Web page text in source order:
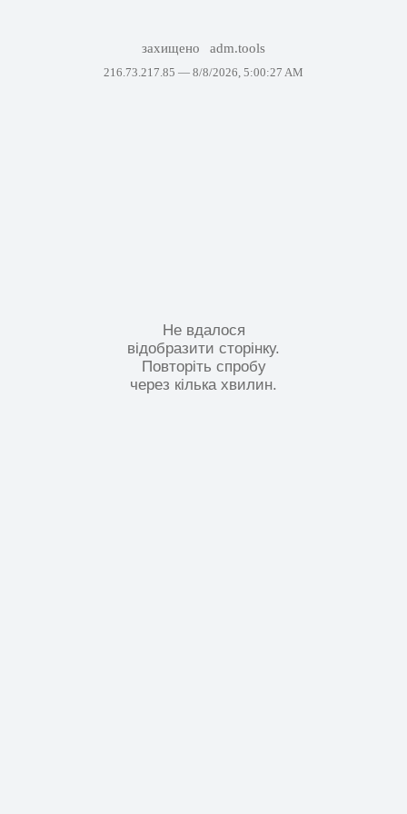
захищено adm.tools
216.73.217.85 — 8/8/2026, 5:00:27 AM
Не вдалося
відобразити сторінку.
Повторіть спробу
через кілька хвилин.